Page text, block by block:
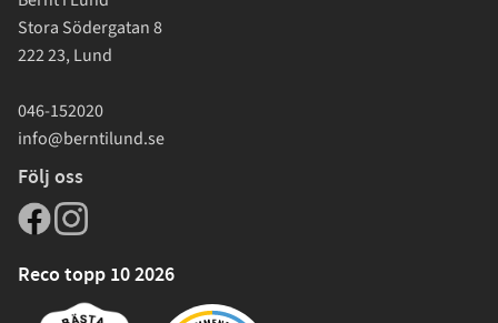
Stora Södergatan 8
222 23, Lund
046-152020
info@berntilund.se
Följ oss
Reco topp 10 2026